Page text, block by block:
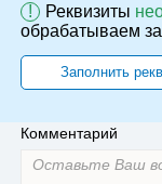
! Реквизиты
обрабатываем
Заполнить
Комментарий